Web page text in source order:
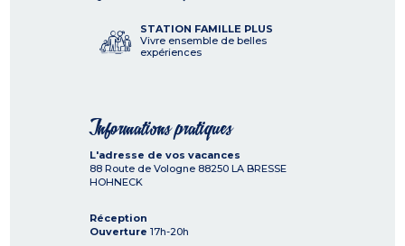
STATION FAMILLE PLUS
Vivre ensemble de belles
expériences
Informations pratiques
L'adresse de vos vacances
88 Route de Vologne 88250 LA BRESSE
HOHNECK
Réception
Ouverture 17h-20h